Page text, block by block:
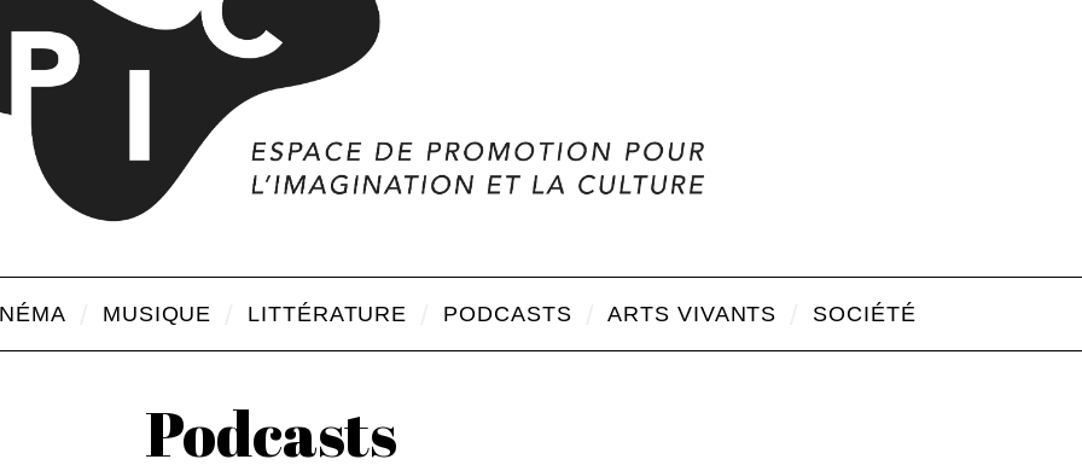
MUSIQUE LITTÉRATURE PODCASTS ARTS VIVANTS SOCIÉTÉ
Podcasts